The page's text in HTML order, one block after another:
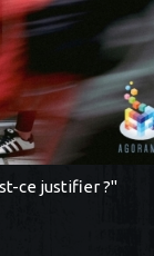
ce justifier ?"